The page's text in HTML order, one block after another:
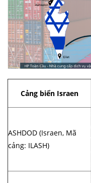
Cảng biển Israen
ASHDOD (Israen, Mã
cảng: ILASH)